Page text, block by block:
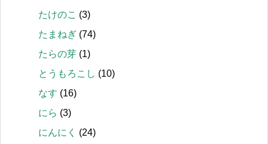
たけのこ (3)
たまねぎ (74)
たらの芽 (1)
とうもろこし (10)
なす (16)
にら (3)
にんにく
(24)